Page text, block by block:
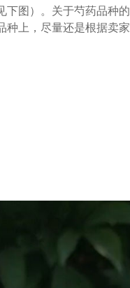
下图）。关于芍药品种
种上，尽量还是根据卖